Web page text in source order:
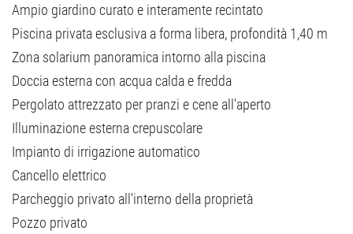
Ampio giardino curato e interamente recintato
Piscina privata esclusiva a forma libera, profondità 1,40 m
Zona solarium panoramica intorno alla piscina
Doccia esterna con acqua calda e fredda
Pergolato attrezzato per pranzi e cene all'aperto
Illuminazione esterna crepuscolare
Impianto di irrigazione automatico
Cancello elettrico
Parcheggio privato all'interno della proprietà
Pozzo privato